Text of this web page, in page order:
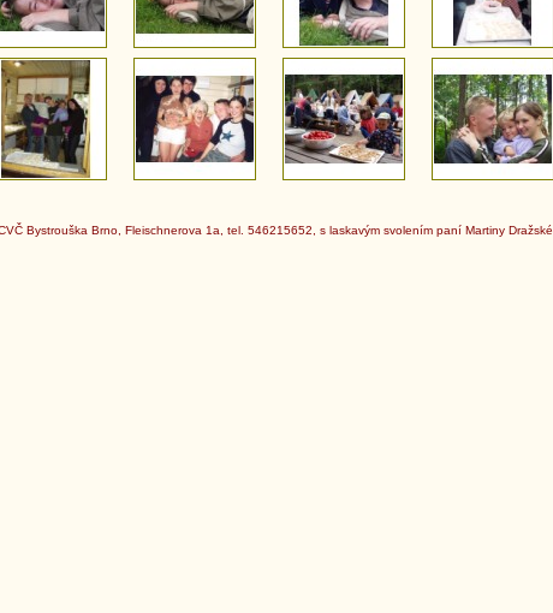
Bystrouška Brno, Fleischnerova 1a, tel. 546215652, s laskavým svolením paní Martiny Dražské